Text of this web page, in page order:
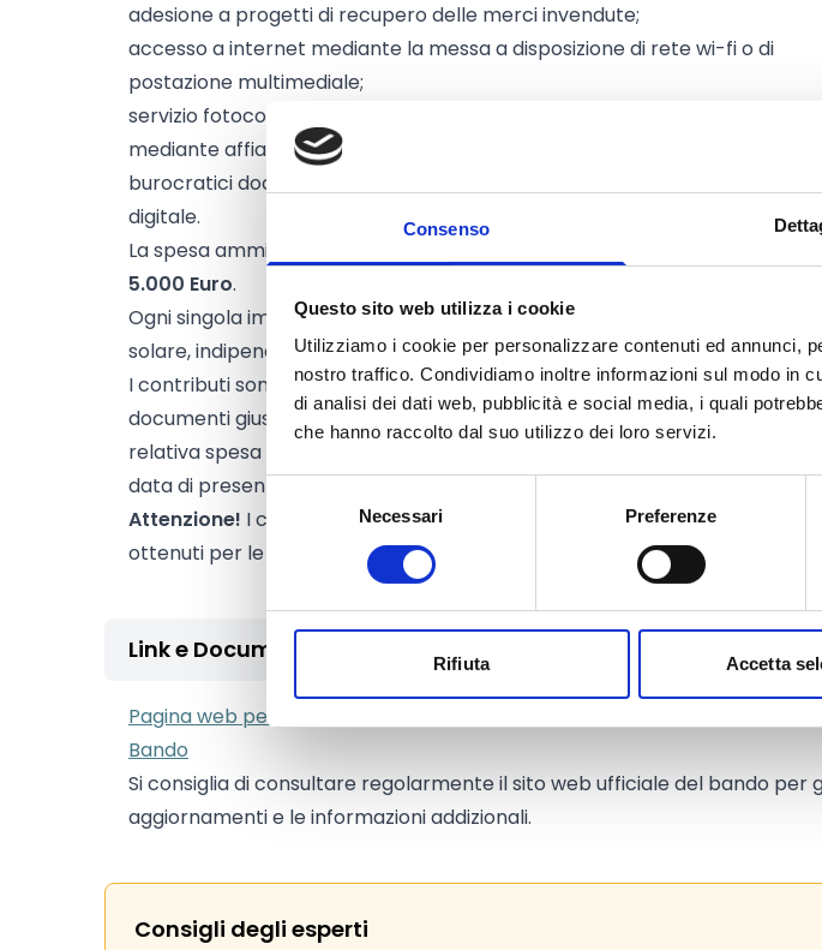
Consenso
Questo sito web utilizza i cookie
Utilizziamo i cookie per personalizzare contenuti ed annunci,
nostro traffico. Condividiamo inoltre informazioni sul modo in
di analisi dei dati web, pubblicità e social media, i quali
che hanno raccolto dal suo utilizzo dei loro servizi.
del
Necessari Preferenze
Rifiuta Accetta
adesione a progetti di recupero delle merci invendute;
accesso a internet mediante la messa a disposizione di rete wi-fi o di
postazione multimediale;
servizio fotocopie e scansione documenti, nonché assistenza gratuita
mediante affiancamento della clientela nello svolgimento di adempimenti
burocratici documentati sia in modalità cartacea tradizionale che
digitale.
La spesa ammissibile
5.000 Euro.
Ogni singola impresa può beneficiare di un solo contributo
solare, indipendentemente dal numero di esercizi di vicinato gestiti.
I contributi sono concessi a sollievo dei costi dell’unità locale, a fronte di
documenti giustificativi emessi dal 1° gennaio 2025 al 31 dicembre 2025 e
relativa spesa sostenuta a partire dal 1° gennaio 2024 ed entro e non oltre
data di presentazione dell’istanza di contributo.
Attenzione! I contributi non sono cumulabili con altri finanziamenti pubblici
ottenuti per le stesse iniziative ed aventi ad oggetto le stesse spese.
Link e Documenti
Pagina web per formulari e documenti
Bando
Si consiglia di consultare regolarmente il sito web ufficiale del bando per
aggiornamenti e le informazioni addizionali.
Consigli degli esperti